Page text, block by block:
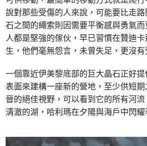
說對那些受傷的人來說，可能要比走
石之間的繩索則因需要平衡感與勇氣
人都是堅強的傢伙，早已習慣在贊迪
生，他們毫無怨言，未曾失足，更沒有
一個靠近伊美黎底部的巨大晶石正好
表面來建構一座新的營地，至少供短
晉的絕佳視野，可以看到它的所有河
清澈的湖，哈利瑪在夕陽與海戶中閃